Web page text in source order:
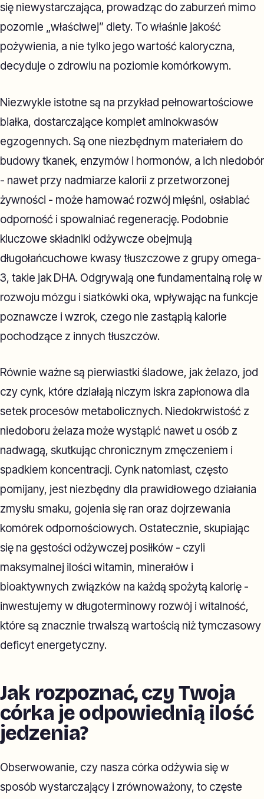
się niewystarczająca, prowadząc do zaburzeń mimo
pozornie „właściwej” diety. To właśnie jakość
pożywienia, a nie tylko jego wartość kaloryczna,
decyduje o zdrowiu na poziomie komórkowym.
Niezwykle istotne są na przykład pełnowartościowe
białka, dostarczające komplet aminokwasów
egzogennych. Są one niezbędnym materiałem do
budowy tkanek, enzymów i hormonów, a ich niedobór
- nawet przy nadmiarze kalorii z przetworzonej
żywności - może hamować rozwój mięśni, osłabiać
odporność i spowalniać regenerację. Podobnie
kluczowe składniki odżywcze obejmują
długołańcuchowe kwasy tłuszczowe z grupy omega-
3, takie jak DHA. Odgrywają one fundamentalną rolę w
rozwoju mózgu i siatkówki oka, wpływając na funkcje
poznawcze i wzrok, czego nie zastąpią kalorie
pochodzące z innych tłuszczów.
Równie ważne są pierwiastki śladowe, jak żelazo, jod
czy cynk, które działają niczym iskra zapłonowa dla
setek procesów metabolicznych. Niedokrwistość z
niedoboru żelaza może wystąpić nawet u osób z
nadwagą, skutkując chronicznym zmęczeniem i
spadkiem koncentracji. Cynk natomiast, często
pomijany, jest niezbędny dla prawidłowego działania
zmysłu smaku, gojenia się ran oraz dojrzewania
komórek odpornościowych. Ostatecznie, skupiając
się na gęstości odżywczej posiłków - czyli
maksymalnej ilości witamin, minerałów i
bioaktywnych związków na każdą spożytą kalorię -
inwestujemy w długoterminowy rozwój i witalność,
które są znacznie trwalszą wartością niż tymczasowy
deficyt energetyczny.
Jak rozpoznać, czy Twoja
córka je odpowiednią ilość
jedzenia?
Obserwowanie, czy nasza córka odżywia się w
sposób wystarczający i zrównoważony, to częste